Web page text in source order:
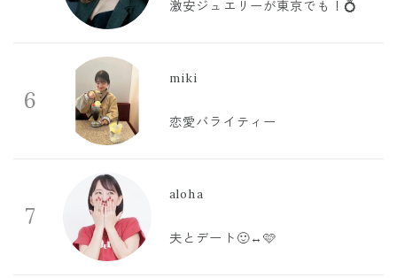
激安ジュエリーが東京でも！💍
6
miki
恋愛バライティー
7
aloha
夫とデート🙂‍↔️🩷